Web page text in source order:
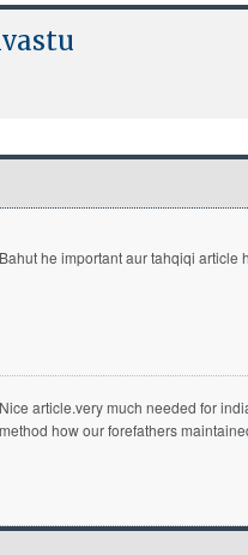
Bahut he important aur tahqiqi article
Nice article.very much needed for
method how our forefathers